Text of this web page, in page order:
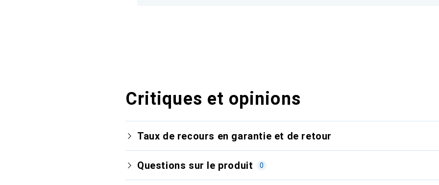
Critiques et opinions
Taux de recours en garantie et de retour
Questions sur le produit 0